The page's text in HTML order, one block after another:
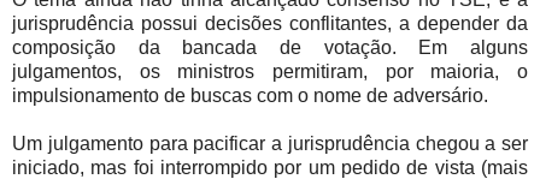
jurisprudência possui decisões conflitantes, a depender da
composição da bancada de votação. Em alguns
julgamentos, os ministros permitiram, por maioria, o
impulsionamento de buscas com o nome de adversário.
Um julgamento para pacificar a jurisprudência chegou a ser
iniciado, mas foi interrompido por um pedido de vista (mais